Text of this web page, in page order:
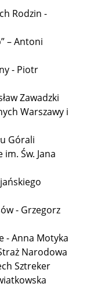
Rodzin -
– Antoni
- Piotr
Zawadzki
Warszawy i
Górali
Św. Jana
- Grzegorz
- Anna Motyka
Narodowa
Sztreker